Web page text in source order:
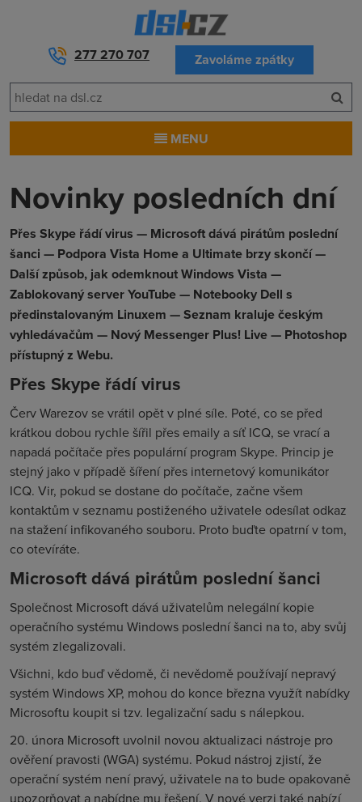
277 270 707 Zavoláme zpátky
MENU
Novinky posledních dní
Přes Skype řádí virus — Microsoft dává pirátům poslední
šanci — Podpora Vista Home a Ultimate brzy skončí —
Další způsob, jak odemknout Windows Vista —
Zablokovaný server YouTube — Notebooky Dell s
předinstalovaným Linuxem — Seznam kraluje českým
vyhledávačům — Nový Messenger Plus! Live — Photoshop
přístupný z Webu.
Přes Skype řádí virus
Červ Warezov se vrátil opět v plné síle. Poté, co se před
krátkou dobou rychle šířil přes emaily a síť ICQ, se vrací a
napadá počítače přes populární program Skype. Princip je
stejný jako v případě šíření přes internetový komunikátor
ICQ. Vir, pokud se dostane do počítače, začne všem
kontaktům v seznamu postiženého uživatele odesílat odkaz
na stažení infikovaného souboru. Proto buďte opatrní v tom,
co otevíráte.
Microsoft dává pirátům poslední šanci
Společnost Microsoft dává uživatelům nelegální kopie
operačního systému Windows poslední šanci na to, aby svůj
systém zlegalizovali.
Všichni, kdo buď vědomě, či nevědomě používají nepravý
systém Windows XP, mohou do konce března využít nabídky
Microsoftu koupit si tzv. legalizační sadu s nálepkou.
20. února Microsoft uvolnil novou aktualizaci nástroje pro
ověření pravosti (WGA) systému. Pokud nástroj zjistí, že
operační systém není pravý, uživatele na to bude opakovaně
upozorňovat a nabídne mu řešení. V nové verzi také nabízí